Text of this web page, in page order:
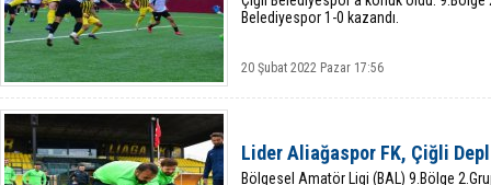
Belediyespor 1-0 kazandı.
20 Şubat 2022 Pazar 17:56
Lider Aliağaspor FK, Çiğli
Bölgesel Amatör Ligi (BAL) 9.Bölge